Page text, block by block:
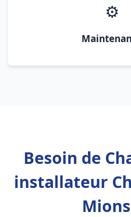
⚙️
Besoin de
installateur